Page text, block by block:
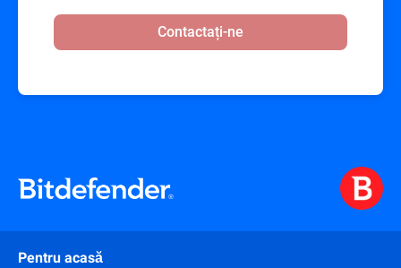
Contactați-ne
Pentru acasă